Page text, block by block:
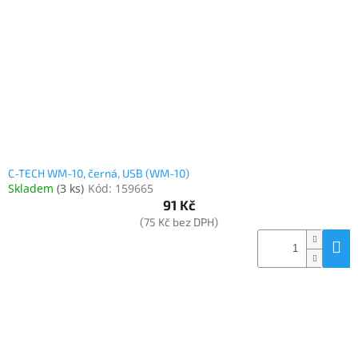
C-TECH WM-10, černá, USB (WM-10)
Skladem (3 ks) Kód: 159665
91 Kč
(75 Kč bez DPH)